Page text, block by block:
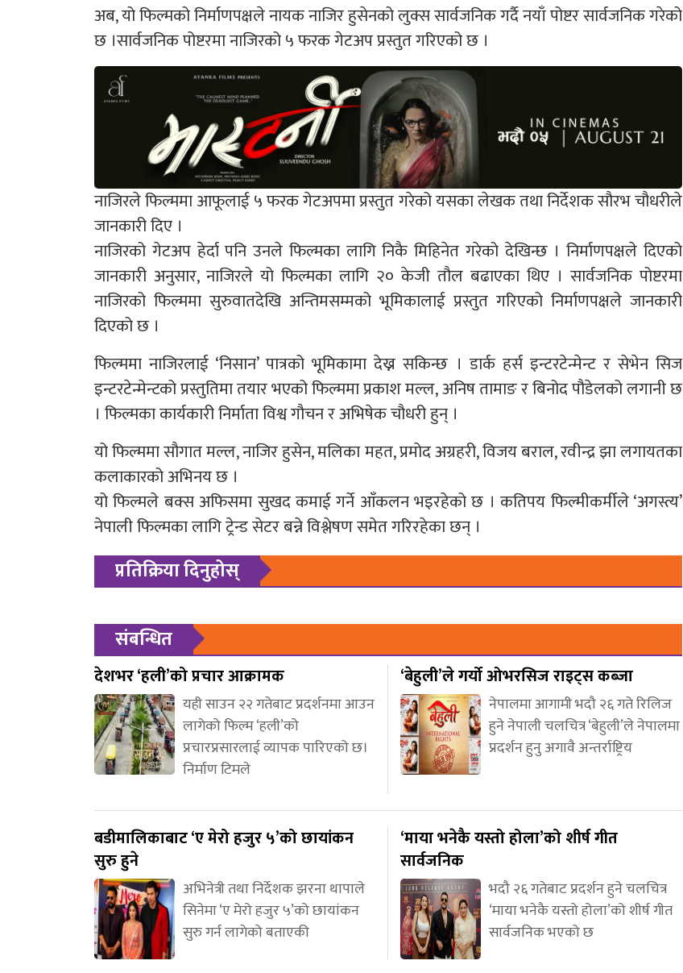
अब, यो फिल्मको निर्माणपक्षले नायक नाजिर हुसेनको लुक्स सार्वजनिक गर्दै नयाँ पोष्टर सार्वजनिक गरेको
छ ।सार्वजनिक पोष्टरमा नाजिरको ५ फरक गेटअप प्रस्तुत गरिएको छ ।
नाजिरले फिल्ममा आफूलाई ५ फरक गेटअपमा प्रस्तुत गरेको यसका लेखक तथा निर्देशक सौरभ चौधरीले
जानकारी दिए ।
नाजिरको गेटअप हेर्दा पनि उनले फिल्मका लागि निकै मिहिनेत गरेको देखिन्छ । निर्माणपक्षले दिएको
जानकारी अनुसार, नाजिरले यो फिल्मका लागि २० केजी तौल बढाएका थिए । सार्वजनिक पोष्टरमा
नाजिरको फिल्ममा सुरुवातदेखि अन्तिमसम्मको भूमिकालाई प्रस्तुत गरिएको निर्माणपक्षले जानकारी
दिएको छ ।
फिल्ममा नाजिरलाई ‘निसान’ पात्रको भूमिकामा देख्न सकिन्छ । डार्क हर्स इन्टरटेन्मेन्ट र सेभेन सिज
इन्टरटेन्मेन्टको प्रस्तुतिमा तयार भएको फिल्ममा प्रकाश मल्ल, अनिष तामाङ र बिनोद पौडेलको लगानी छ
। फिल्मका कार्यकारी निर्माता विश्व गौचन र अभिषेक चौधरी हुन् ।
यो फिल्ममा सौगात मल्ल, नाजिर हुसेन, मलिका महत, प्रमोद अग्रहरी, विजय बराल, रवीन्द्र झा लगायतका
कलाकारको अभिनय छ ।
यो फिल्मले बक्स अफिसमा सुखद कमाई गर्ने आँकलन भइरहेको छ । कतिपय फिल्मीकर्मीले ‘अगस्त्य’
नेपाली फिल्मका लागि ट्रेन्ड सेटर बन्ने विश्लेषण समेत गरिरहेका छन् ।
प्रतिक्रिया दिनुहोस्
संबन्धित
देशभर ‘हली’को प्रचार आक्रामक
यही साउन २२ गतेबाट प्रदर्शनमा आउन
लागेको फिल्म ‘हली’को
प्रचारप्रसारलाई व्यापक पारिएको छ।
निर्माण टिमले
‘बेहुली’ले गर्यो ओभरसिज राइट्स कब्जा
नेपालमा आगामी भदौ २६ गते रिलिज
हुने नेपाली चलचित्र ‘बेहुली’ले नेपालमा
प्रदर्शन हुनु अगावै अन्तर्राष्ट्रिय
बडीमालिकाबाट ‘ए मेरो हजुर ५’को छायांकन
सुरु हुने
अभिनेत्री तथा निर्देशक झरना थापाले
सिनेमा ‘ए मेरो हजुर ५’को छायांकन
सुरु गर्न लागेको बताएकी
‘माया भनेकै यस्तो होला’को शीर्ष गीत
सार्वजनिक
भदौ २६ गतेबाट प्रदर्शन हुने चलचित्र
‘माया भनेकै यस्तो होला’को शीर्ष गीत
सार्वजनिक भएको छ